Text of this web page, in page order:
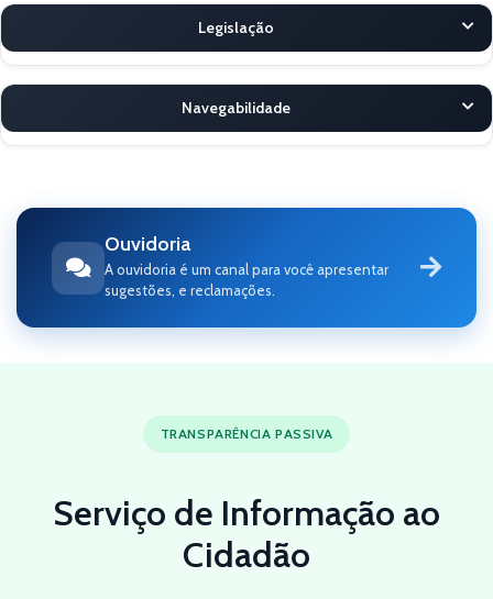
Legislação
Navegabilidade
Ouvidoria
A ouvidoria é um canal para você apresentar
sugestões, e reclamações.
TRANSPARÊNCIA PASSIVA
Serviço de Informação ao
Cidadão